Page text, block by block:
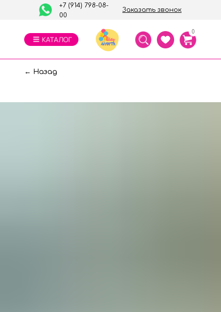
Заказать звонок
+7 (914) 798-08-
00
0
← Назад